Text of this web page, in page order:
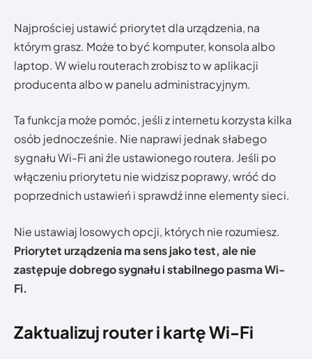
Najprościej ustawić priorytet dla urządzenia, na
którym grasz. Może to być komputer, konsola albo
laptop. W wielu routerach zrobisz to w aplikacji
producenta albo w panelu administracyjnym.
Ta funkcja może pomóc, jeśli z internetu korzysta kilka
osób jednocześnie. Nie naprawi jednak słabego
sygnału Wi-Fi ani źle ustawionego routera. Jeśli po
włączeniu priorytetu nie widzisz poprawy, wróć do
poprzednich ustawień i sprawdź inne elementy sieci.
Nie ustawiaj losowych opcji, których nie rozumiesz.
Priorytet urządzenia ma sens jako test, ale nie
zastępuje dobrego sygnału i stabilnego pasma Wi-
Fi.
Zaktualizuj router i kartę Wi-Fi